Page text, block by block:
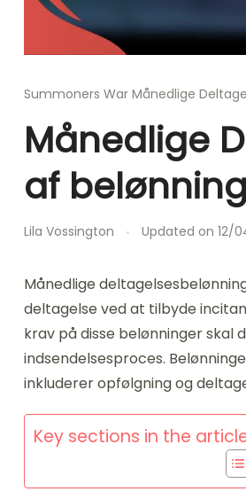
Summoners War Månedlige
Månedlige
af
Lila Vossington Updated on 12/
Månedlige
deltagelse ved at tilbyde
krav på disse belønninger
indsendelsesproces.
inkluderer opfølgning og
Key sections in the